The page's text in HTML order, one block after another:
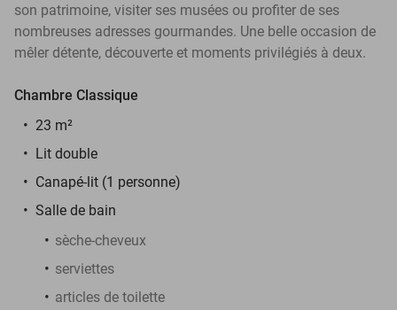
son patrimoine, visiter ses musées ou profiter de ses
nombreuses adresses gourmandes. Une belle occasion de
mêler détente, découverte et moments privilégiés à deux.
Chambre Classique
23 m²
Lit double
Canapé-lit (1 personne)
Salle de bain
sèche-cheveux
serviettes
articles de toilette